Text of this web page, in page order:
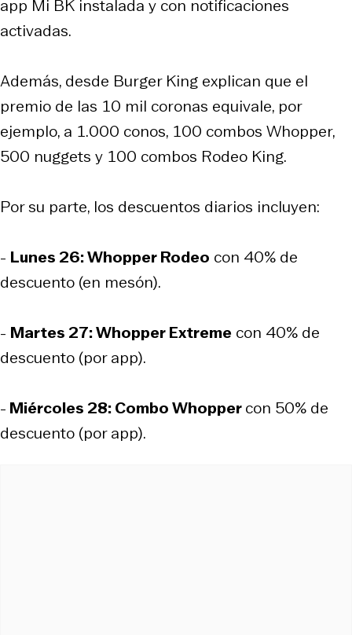
app Mi BK instalada y con notificaciones
activadas.
Además, desde Burger King explican que el
premio de las 10 mil coronas equivale, por
ejemplo, a 1.000 conos, 100 combos Whopper,
500 nuggets y 100 combos Rodeo King.
Por su parte, los descuentos diarios incluyen:
- Lunes 26: Whopper Rodeo con 40% de
descuento (en mesón).
- Martes 27: Whopper Extreme con 40% de
descuento (por app).
- Miércoles 28: Combo Whoppercon 50% de
descuento (por app).